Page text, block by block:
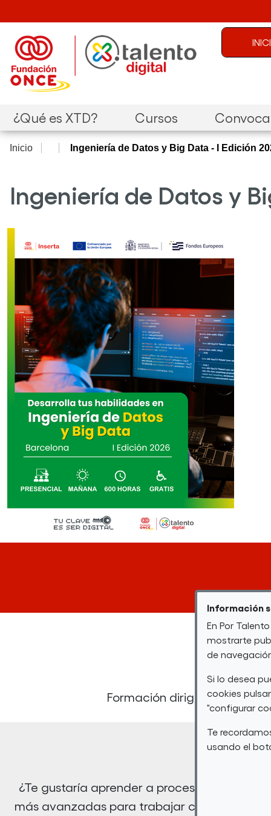
Información
En Por
mostrarte
de
Si lo desea
cookies
"configurar
Te
usando el
Menú de
Navegación principal
¿Qué es XTD? Cursos
Inicio Ingeniería de Datos y Big Data - I Edición
Ingeniería de Datos y
Formación dirigida a
¿Te gustaría aprender a procesar, analizar
más avanzadas para trabajar con Big